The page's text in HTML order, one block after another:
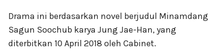
Drama ini berdasarkan novel berjudul Minamdang
Sagun Soochub karya Jung Jae-Han, yang
diterbitkan 10 April 2018 oleh Cabinet.